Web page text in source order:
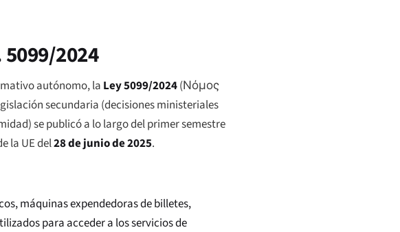
2024
autónomo, la Ley 5099/2024(Νόμος
secundaria (decisiones ministeriales
se publicó a lo largo del primer semestre
la UE del28 de junio de 2025.
máquinas expendedoras de billetes,
para acceder a los servicios de